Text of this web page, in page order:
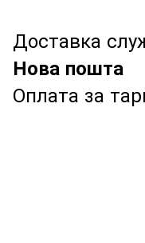
Доставка
Нова пошта
Оплата за